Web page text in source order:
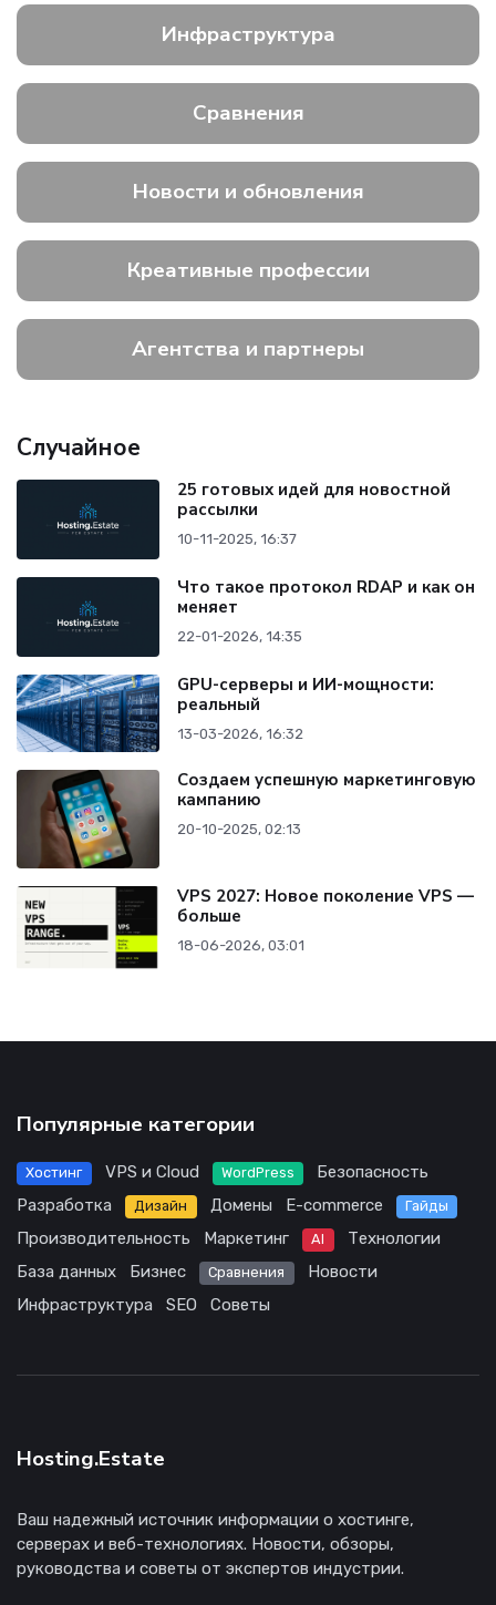
Инфраструктура
Сравнения
Новости и обновления
Креативные профессии
Агентства и партнеры
Случайное
25 готовых идей для новостной
рассылки
10-11-2025, 16:37
Что такое протокол RDAP и как он
меняет
22-01-2026, 14:35
GPU-серверы и ИИ-мощности:
реальный
13-03-2026, 16:32
Создаем успешную маркетинговую
кампанию
20-10-2025, 02:13
VPS 2027: Новое поколение VPS —
больше
18-06-2026, 03:01
Популярные категории
Хостинг VPS и Cloud WordPress
Безопасность
Разработка
Дизайн Домены E-commerce Гайды
Производительность Маркетинг AI
Технологии
База данных
Бизнес Сравнения
Новости
Инфраструктура
SEO Советы
Hosting.Estate
Ваш надежный источник информации о хостинге,
серверах и веб-технологиях. Новости, обзоры,
руководства и советы от экспертов индустрии.